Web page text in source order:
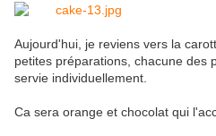
Aujourd'hui, je reviens vers la
petites préparations, chacune des
servie individuellement.
Ca sera orange et chocolat qui